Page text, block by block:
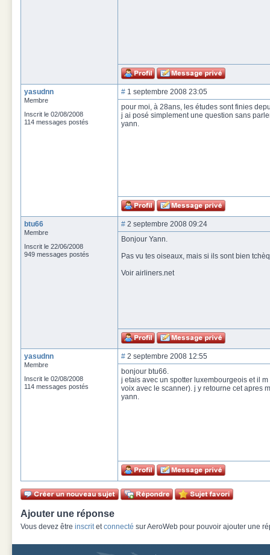
yasudnn
Membre
Inscrit le 02/08/2008
114 messages postés
# 1 septembre 2008 23:05
pour moi, à 28ans, les études sont finies
j ai posé simplement une question sans
yann.
btu66
Membre
Inscrit le 22/06/2008
949 messages postés
# 2 septembre 2008 09:24
Bonjour Yann.
Pas vu tes oiseaux, mais si ils sont bien
Voir airliners.net
yasudnn
Membre
Inscrit le 02/08/2008
114 messages postés
# 2 septembre 2008 12:55
bonjour btu66.
j etais avec un spotter luxembourgeois et il
voix avec le scanner). j y retourne cet apres
yann.
Ajouter une réponse
Vous devez être inscritetconnecté sur AeroWeb pour pouvoir ajouter une